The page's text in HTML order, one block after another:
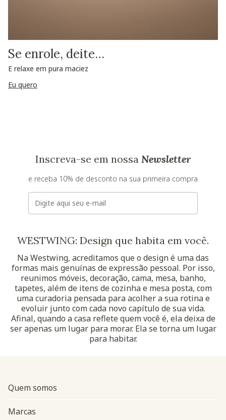
Se enrole, deite…
E relaxe em pura maciez
Eu quero
Inscreva-se em nossa Newsletter
e receba 10% de desconto na sua primeira compra
E-mail
WESTWING: Design que habita em você.
Na Westwing, acreditamos que o design é uma das
formas mais genuínas de expressão pessoal. Por isso,
reunimos móveis, decoração, cama, mesa, banho,
tapetes, além de itens de cozinha e mesa posta, com
uma curadoria pensada para acolher a sua rotina e
evoluir junto com cada novo capítulo de sua vida.
Afinal, quando a casa reflete quem você é, ela deixa de
ser apenas um lugar para morar. Ela se torna um lugar
para habitar.
Quem somos
Marcas